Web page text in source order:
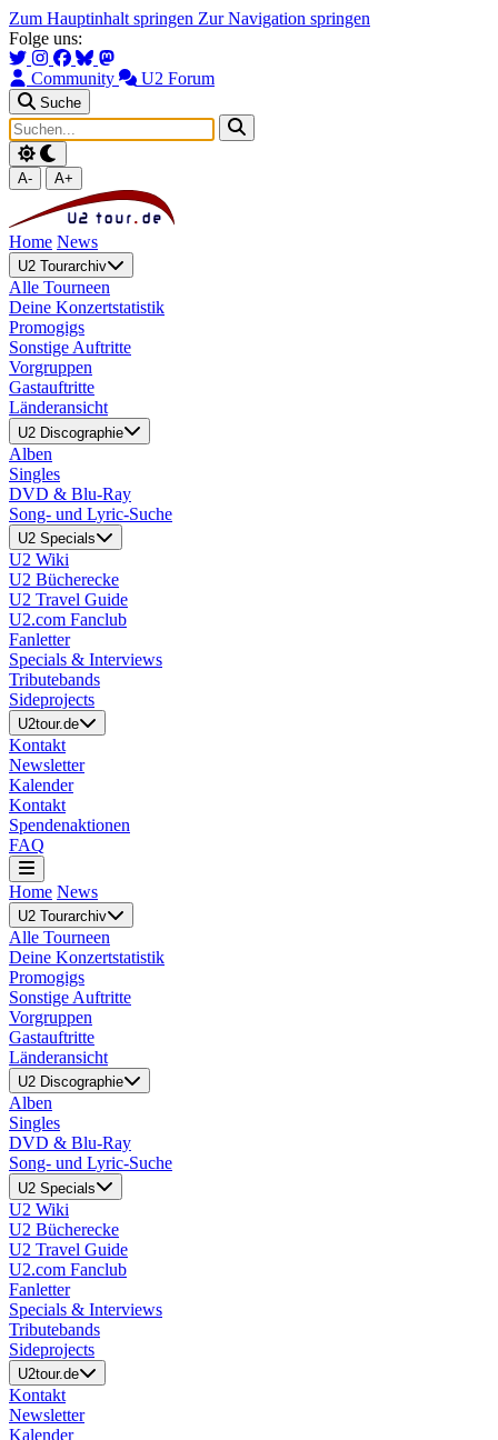
Zum Hauptinhalt springen Zur Navigation springen
Folge uns:
Community U2 Forum
Suche
A- A+
Home News
U2 Tourarchiv
Alle Tourneen
Deine Konzertstatistik
Promogigs
Sonstige Auftritte
Vorgruppen
Gastauftritte
Länderansicht
U2 Discographie
Alben
Singles
DVD & Blu-Ray
Song- und Lyric-Suche
U2 Specials
U2 Wiki
U2 Bücherecke
U2 Travel Guide
U2.com Fanclub
Fanletter
Specials & Interviews
Tributebands
Sideprojects
U2tour.de
Kontakt
Newsletter
Kalender
Kontakt
Spendenaktionen
FAQ
Home News
U2 Tourarchiv
Alle Tourneen
Deine Konzertstatistik
Promogigs
Sonstige Auftritte
Vorgruppen
Gastauftritte
Länderansicht
U2 Discographie
Alben
Singles
DVD & Blu-Ray
Song- und Lyric-Suche
U2 Specials
U2 Wiki
U2 Bücherecke
U2 Travel Guide
U2.com Fanclub
Fanletter
Specials & Interviews
Tributebands
Sideprojects
U2tour.de
Kontakt
Newsletter
Kalender